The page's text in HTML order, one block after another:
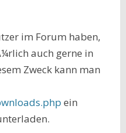
im Forum haben,
auch gerne in
Zweck kann man
ein